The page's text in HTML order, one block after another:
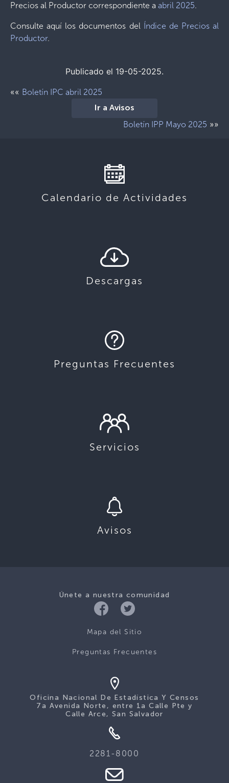
Precios al Productor correspondiente a abril 2025.
Consulte aquí los documentos del Índice de Precios al
Productor.
Publicado el 19-05-2025.
«« Boletín IPC abril 2025
Ir a Avisos
Boletín IPP Mayo 2025 »»
Calendario de Actividades
Descargas
Preguntas Frecuentes
Servicios
Avisos
Únete a nuestra comunidad
Mapa del Sitio
Preguntas Frecuentes
Oficina Nacional De Estadística Y Censos
7a Avenida Norte, entre 1a Calle Pte y
Calle Arce, San Salvador
2281-8000